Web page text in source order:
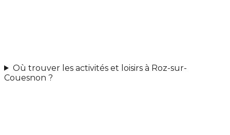
Où trouver les activités et loisirs à Roz-sur-
Couesnon ?